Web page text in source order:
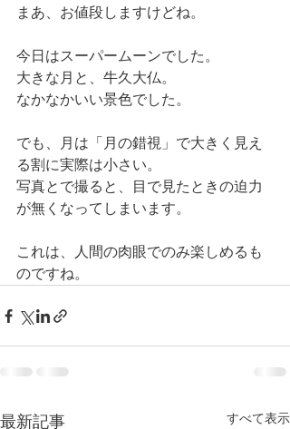
まあ、お値段しますけどね。
今日はスーパームーンでした。
大きな月と、牛久大仏。
なかなかいい景色でした。
でも、月は「月の錯視」で大きく見え
る割に実際は小さい。
写真とで撮ると、目で見たときの迫力
が無くなってしまいます。
これは、人間の肉眼でのみ楽しめるも
のですね。
最新記事 すべて表示